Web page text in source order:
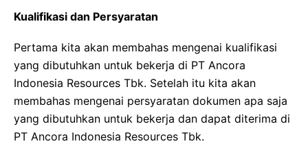
Kualifikasi dan Persyaratan
Pertama kita akan membahas mengenai kualifikasi
yang dibutuhkan untuk bekerja di PT Ancora
Indonesia Resources Tbk. Setelah itu kita akan
membahas mengenai persyaratan dokumen apa saja
yang dibutuhkan untuk bekerja dan dapat diterima di
PT Ancora Indonesia Resources Tbk.